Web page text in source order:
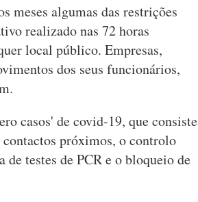
meses algumas das restrições
realizado nas 72 horas
local público. Empresas,
dos seus funcionários,
casos' de covid-19, que consiste
próximos, o controlo
testes de PCR e o bloqueio de